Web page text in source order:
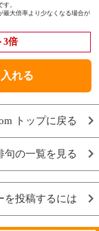
。
最大倍率より少なくなる場合が
3倍
れる
トップに戻る
句の一覧を見る
を投稿するには